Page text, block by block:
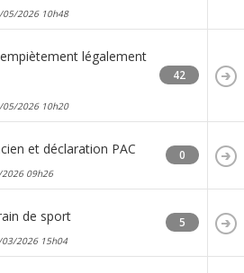
2026 10h48
légalement
2026 10h20
42
et déclaration PAC
09h26
0
de sport
2026 15h04
5